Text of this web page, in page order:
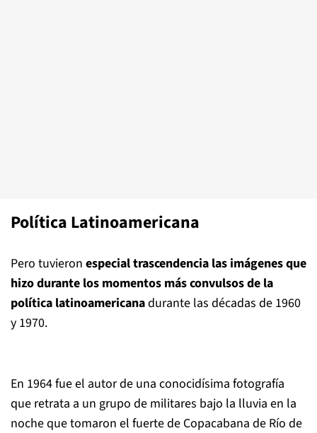
Política Latinoamericana
Pero tuvieron especial trascendencia las imágenes que
hizo durante los momentos más convulsos de la
política latinoamericanadurante las décadas de 1960
y 1970.
En 1964 fue el autor de una conocidísima fotografía
que retrata a un grupo de militares bajo la lluvia en la
noche que tomaron el fuerte de Copacabana de Río de